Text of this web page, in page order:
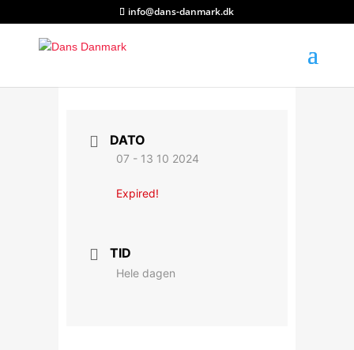
info@dans-danmark.dk
DATO
07 - 13 10 2024
Expired!
TID
Hele dagen